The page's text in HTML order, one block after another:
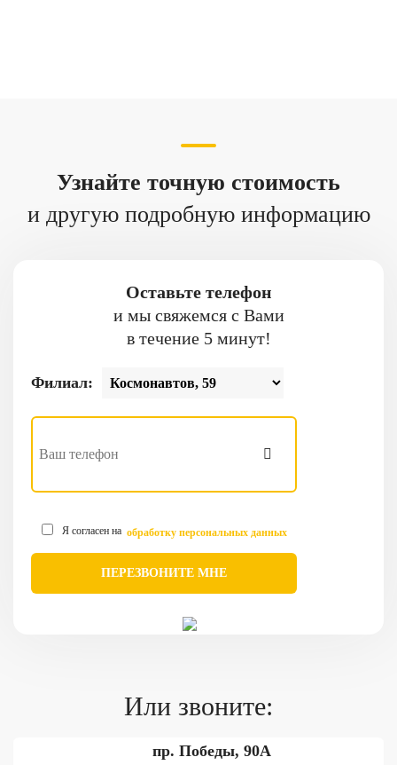
Узнайте точную стоимость
и другую подробную информацию
Оставьте телефон
и мы свяжемся с Вами
в течение 5 минут!
Филиал:
Я согласен на обработку персональных данных
Или звоните:
пр. Победы, 90А